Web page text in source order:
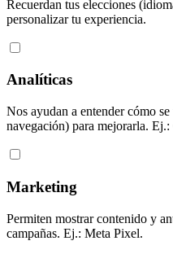
Recuerdan tus elecciones
personalizar tu experiencia.
Analíticas
Nos ayudan a entender cómo
navegación) para mejorarla.
Marketing
Permiten mostrar contenido y
campañas. Ej.: Meta Pixel.